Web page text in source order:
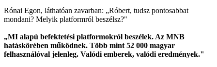
Rónai Egon, láthatóan zavarban: „Róbert, tudsz pontosabbat
mondani? Melyik platformról beszélsz?"
„MI alapú befektetési platformokról beszélek. Az MNB
hatáskörében működnek. Több mint 52 000 magyar
felhasználóval jelenleg. Valódi emberek, valódi eredmények."